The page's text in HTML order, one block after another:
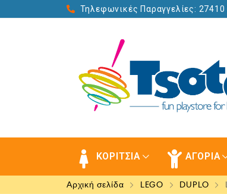
Τηλεφωνικές Παραγγελίες: 27410
ΚΟΡΙΤΣΙΑ ΑΓΟΡΙΑ
Αρχική σελίδα LEGO DUPLO